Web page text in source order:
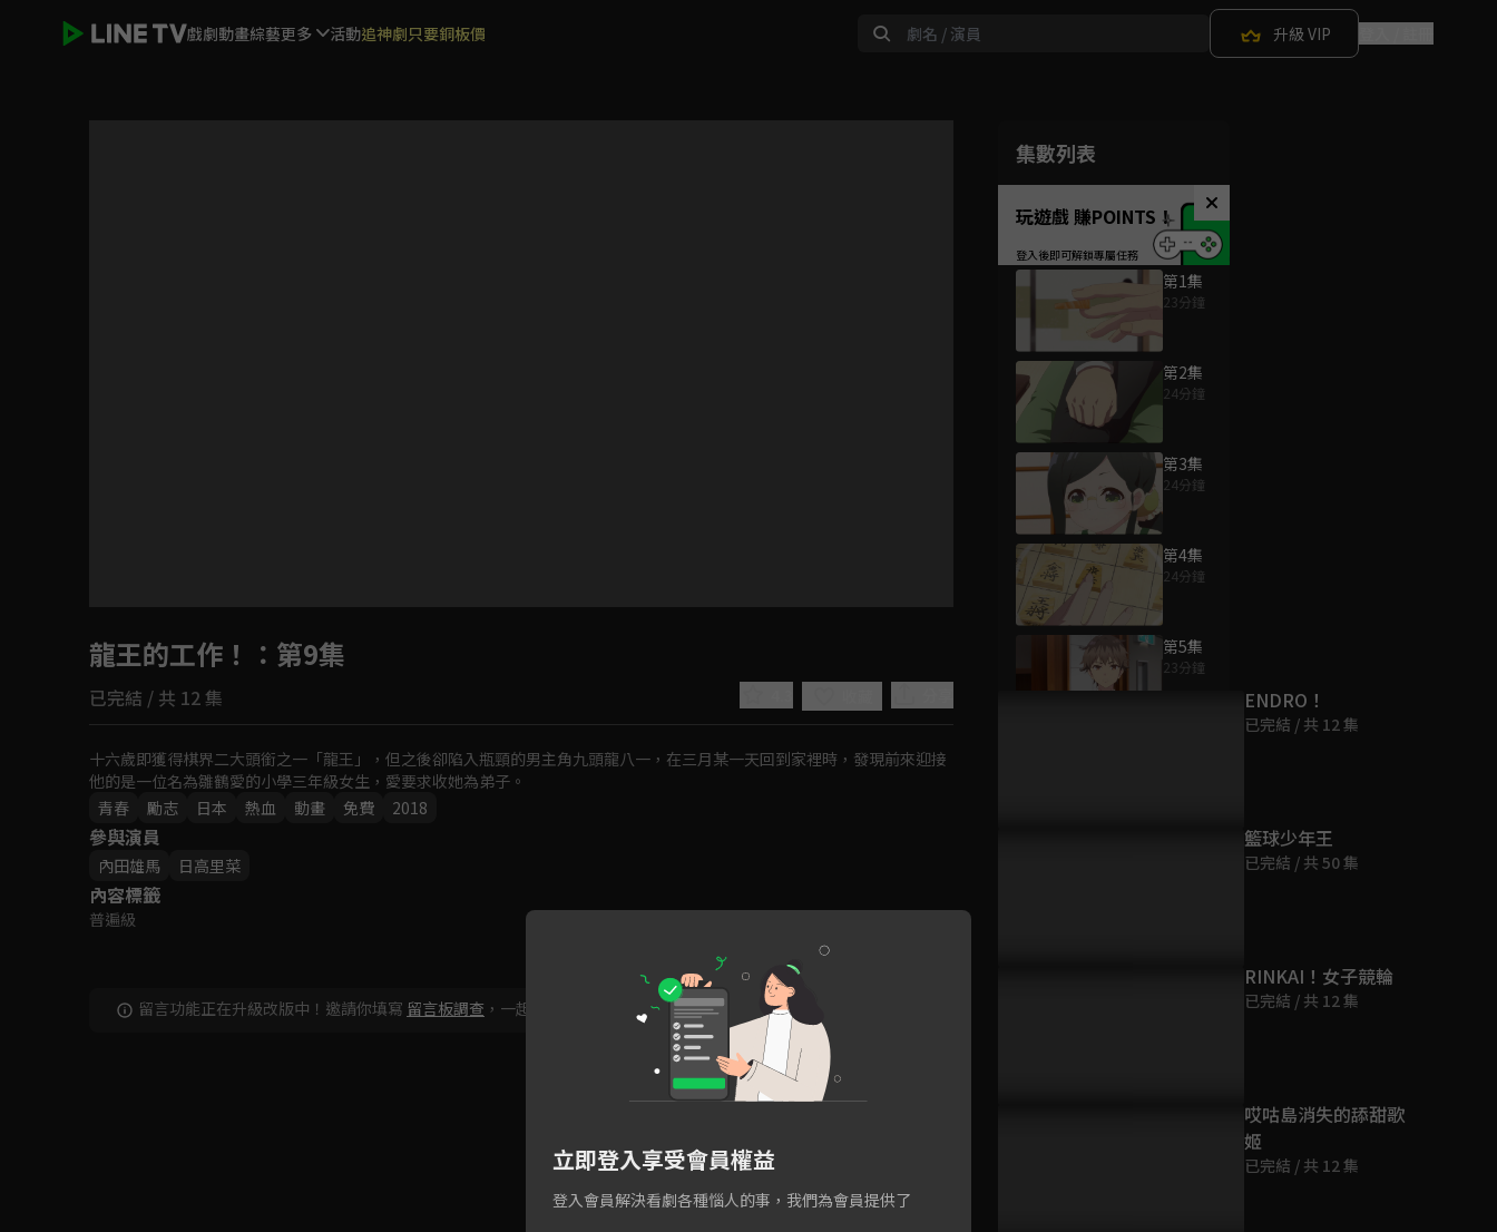
戲劇動畫綜藝更多 活動追神劇只要銅板價 升級 VIP
如有不便請見諒
集數列表
玩遊戲 賺POINTS！
第1集
23分鐘
第2集
24分鐘
第3集
24分鐘
第4集
24分鐘
第5集
23分鐘
龍王的工作！ ：第9集
已完結 / 共 12 集
十六歲即獲得棋界二大頭銜之一「龍王」，但之後卻陷入瓶頸的男主角九頭龍八一，在三月某一天回到家裡時，發現前來迎接
他的是一位名為雛鶴愛的小學三年級女生，愛要求收她為弟子。
青春
勵志 日本 熱血 動畫 免費 2018
參與演員
內田雄馬 日高里菜
內容標籤
普遍級
留言功能正在升級改版中！邀請你填寫 留言板調查 ，一起共創新版留言功能！
為您推薦
ENDRO！
已完結 / 共 12 集
籃球少年王
已完結 / 共 50 集
RINKAI！女子競輪
已完結 / 共 12 集
哎咕島消失的舔甜歌
姬
已完結 / 共 12 集
立即登入享受會員權益
登入會員解決看劇各種惱人的事，我們為會員提供了